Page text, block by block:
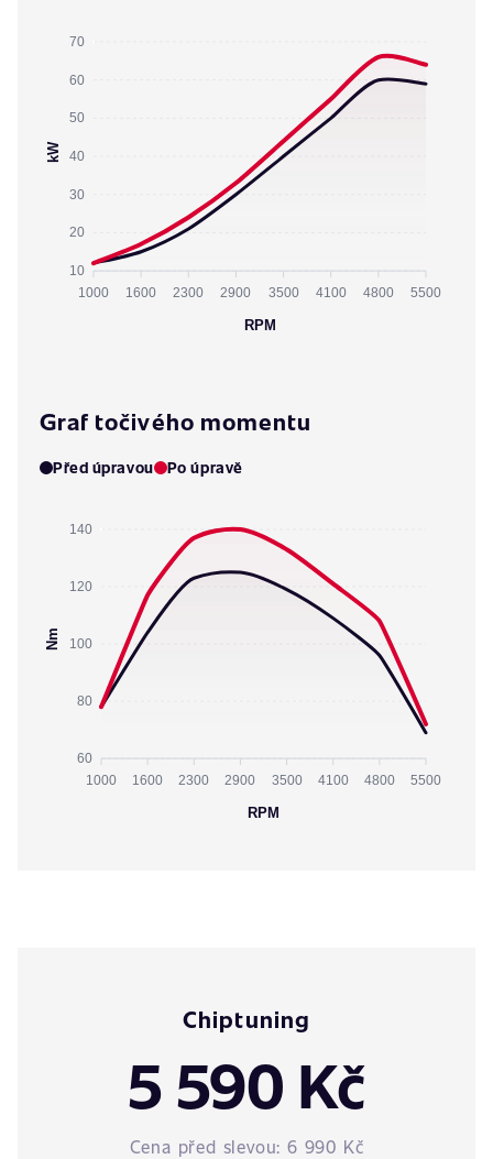
70
60
50
40
30
20
10
kW
1000 1600 2300 2900 3500 4100 4800 5500
RPM
Graf točivého momentu
Před úpravou Po úpravě
140
120
100
80
60
Nm
1000 1600 2300 2900 3500 4100 4800 5500
RPM
Chiptuning
5 590 Kč
Cena před slevou: 6 990 Kč